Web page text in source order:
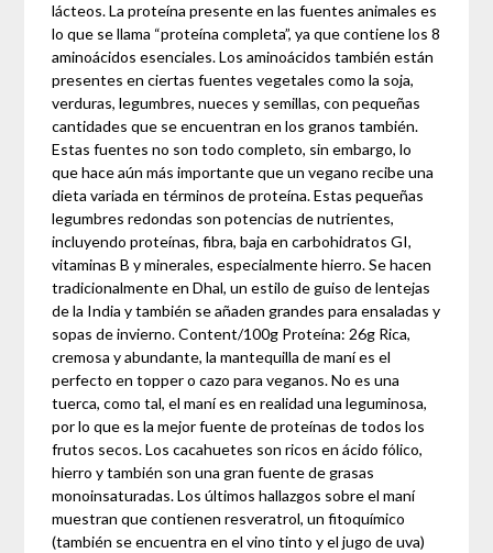
lácteos. La proteína presente en las fuentes animales es
lo que se llama “proteína completa”, ya que contiene los 8
aminoácidos esenciales. Los aminoácidos también están
presentes en ciertas fuentes vegetales como la soja,
verduras, legumbres, nueces y semillas, con pequeñas
cantidades que se encuentran en los granos también.
Estas fuentes no son todo completo, sin embargo, lo
que hace aún más importante que un vegano recibe una
dieta variada en términos de proteína. Estas pequeñas
legumbres redondas son potencias de nutrientes,
incluyendo proteínas, fibra, baja en carbohidratos GI,
vitaminas B y minerales, especialmente hierro. Se hacen
tradicionalmente en Dhal, un estilo de guiso de lentejas
de la India y también se añaden grandes para ensaladas y
sopas de invierno. Content/100g Proteína: 26g Rica,
cremosa y abundante, la mantequilla de maní es el
perfecto en topper o cazo para veganos. No es una
tuerca, como tal, el maní es en realidad una leguminosa,
por lo que es la mejor fuente de proteínas de todos los
frutos secos. Los cacahuetes son ricos en ácido fólico,
hierro y también son una gran fuente de grasas
monoinsaturadas. Los últimos hallazgos sobre el maní
muestran que contienen resveratrol, un fitoquímico
(también se encuentra en el vino tinto y el jugo de uva)